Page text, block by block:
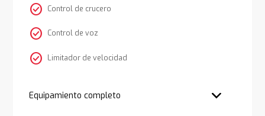
check_circle Control de crucero
check_circle Control de voz
check_circle Limitador de velocidad
Equipamiento completo